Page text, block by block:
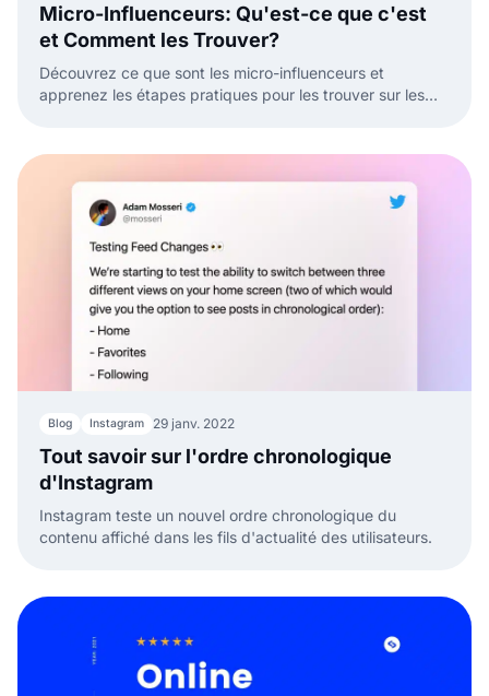
Micro-Influenceurs: Qu'est-ce que c'est
et Comment les Trouver?
Découvrez ce que sont les micro-influenceurs et
apprenez les étapes pratiques pour les trouver sur les
Blog Instagram 29 janv. 2022
Tout savoir sur l'ordre chronologique
d'Instagram
Instagram teste un nouvel ordre chronologique du
contenu affiché dans les fils d'actualité des utilisateurs.